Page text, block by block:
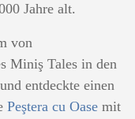
Jahre alt.
von
Miniş Tales in den
entdeckte einen
Peştera cu Oase mit